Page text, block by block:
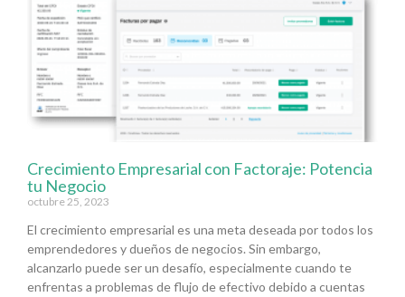
Crecimiento Empresarial con Factoraje: Potencia
tu Negocio
octubre 25, 2023
El crecimiento empresarial es una meta deseada por todos los
emprendedores y dueños de negocios. Sin embargo,
alcanzarlo puede ser un desafío, especialmente cuando te
enfrentas a problemas de flujo de efectivo debido a cuentas